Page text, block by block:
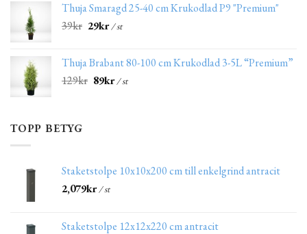
Thuja Smaragd 25-40 cm Krukodlad P9 "Premium"
39kr 29kr/ st
Thuja Brabant 80-100 cm Krukodlad 3-5L “Premium”
129kr 89kr/ st
TOPP BETYG
Staketstolpe 10x10x200 cm till enkelgrind antracit
2,079kr/ st
Staketstolpe 12x12x220 cm antracit